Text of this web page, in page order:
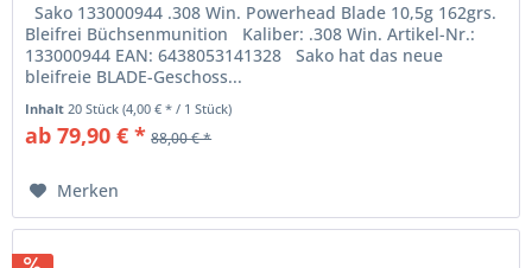
Sako 133000944 .308 Win. Powerhead Blade 10,5g 162grs.
Bleifrei Büchsenmunition Kaliber: .308 Win. Artikel-Nr.:
133000944 EAN: 6438053141328 Sako hat das neue
bleifreie BLADE-Geschoss...
Inhalt20 Stück(4,00 € * / 1 Stück)
ab 79,90 € * 88,00 € *
Merken